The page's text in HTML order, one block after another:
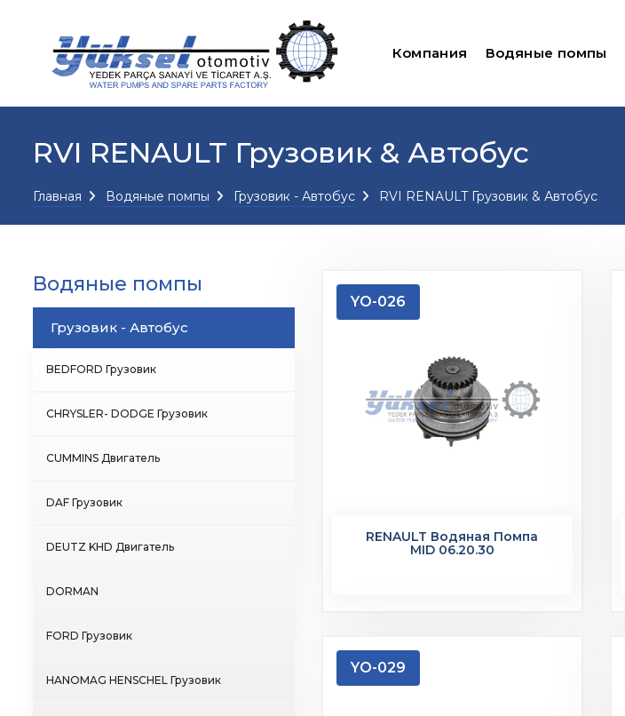
Компания Водяные помпы
RVI RENAULT Грузовик & Автобус
Главная Водяные помпы Грузовик - Автобус RVI RENAULT Грузовик & Автобус
Водяные помпы
Грузовик - Автобус
BEDFORD Грузовик
CHRYSLER- DODGE Грузовик
CUMMINS Двигатель
DAF Грузовик
DEUTZ KHD Двигатель
DORMAN
FORD Грузовик
HANOMAG HENSCHEL Грузовик
RENAULT Водяная Помпа
MID 06.20.30
YO-026
YO-029